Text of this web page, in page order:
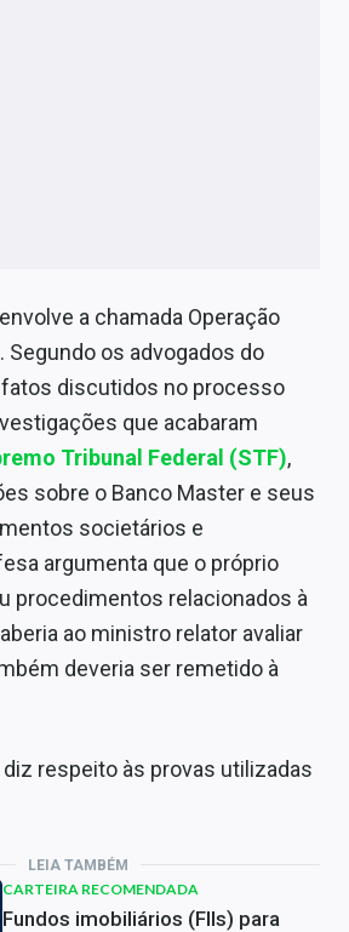
a chamada Operação
Segundo os advogados do
discutidos no processo
que acabaram
Tribunal Federal (STF),
sobre o Banco Master e seus
societários e
argumenta que o próprio
procedimentos relacionados à
ao ministro relator avaliar
deveria ser remetido à
respeito às provas utilizadas
LEIA TAMBÉM
CARTEIRA RECOMENDADA
Fundos imobiliários (FIIs) para